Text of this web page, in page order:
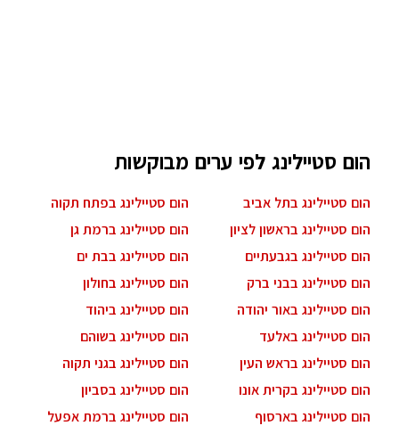
הום סטיילינג לפי ערים מבוקשות
הום סטיילינג בתל אביב
הום סטיילינג בפתח תקוה
הום סטיילינג בראשון לציון
הום סטיילינג ברמת גן
הום סטיילינג בגבעתיים
הום סטיילינג בבת ים
הום סטיילינג בבני ברק
הום סטיילינג בחולון
הום סטיילינג באור יהודה
הום סטיילינג ביהוד
הום סטיילינג באלעד
הום סטיילינג בשוהם
הום סטיילינג בראש העין
הום סטיילינג בגני תקוה
הום סטיילינג בקרית אונו
הום סטיילינג בסביון
הום סטיילינג בארסוף
הום סטיילינג ברמת אפעל